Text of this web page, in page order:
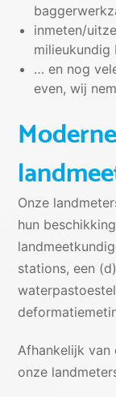
inmeten/
milieukundig
… en nog
even, wij
Moderne
Onze
hun
stations, een
Afhankelijk van
onze